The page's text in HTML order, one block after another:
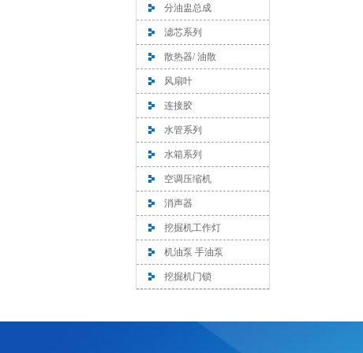
分油盅总成
滤芯系列
散热器/ 油散
风扇叶
连接胶
水管系列
水箱系列
空调压缩机
消声器
挖掘机工作灯
机油泵 手油泵
挖掘机门锁